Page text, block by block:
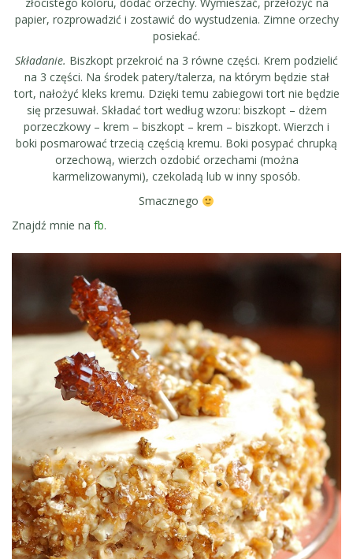
papier, rozprowadzić i zostawić do wystudzenia. Zimne orzechy
posiekać.
Składanie. Biszkopt przekroić na 3 równe części. Krem podzielić
na 3 części. Na środek patery/talerza, na którym będzie stał
tort, nałożyć kleks kremu. Dzięki temu zabiegowi tort nie będzie
się przesuwał. Składać tort według wzoru: biszkopt – dżem
porzeczkowy – krem – biszkopt – krem – biszkopt. Wierzch i
boki posmarować trzecią częścią kremu. Boki posypać chrupką
orzechową, wierzch ozdobić orzechami (można
karmelizowanymi), czekoladą lub w inny sposób.
Smacznego
Znajdź mnie na fb.